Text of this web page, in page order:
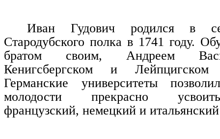
Иван Гудович родился в
Стародубского полка в 1741 году.
братом своим, Андреем
Кенигсбергском и Лейпцигском
Германские университеты
молодости прекрасно
французский, немецкий и